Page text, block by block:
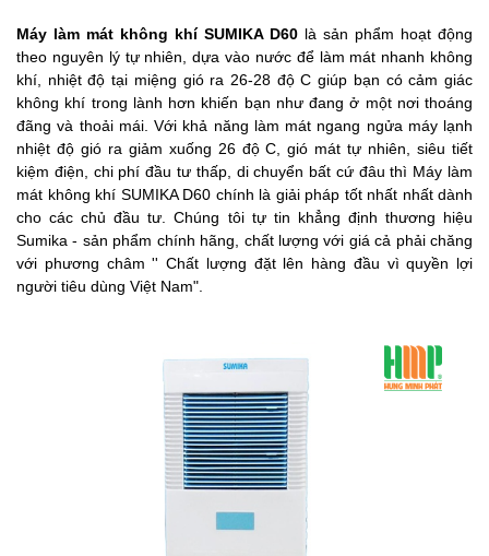
Máy làm mát không khí SUMIKA D60 là sản phẩm hoạt động
theo nguyên lý tự nhiên, dựa vào nước để làm mát nhanh không
khí, nhiệt độ tại miệng gió ra 26-28 độ C giúp bạn có cảm giác
không khí trong lành hơn khiến bạn như đang ở một nơi thoáng
đãng và thoải mái. Với khả năng làm mát ngang ngửa máy lạnh
nhiệt độ gió ra giảm xuống 26 độ C, gió mát tự nhiên, siêu tiết
kiệm điện, chi phí đầu tư thấp, di chuyển bất cứ đâu thì Máy làm
mát không khí SUMIKA D60 chính là giải pháp tốt nhất nhất dành
cho các chủ đầu tư. Chúng tôi tự tin khẳng định thương hiệu
Sumika - sản phẩm chính hãng, chất lượng với giá cả phải chăng
với phương châm '' Chất lượng đặt lên hàng đầu vì quyền lợi
người tiêu dùng Việt Nam".